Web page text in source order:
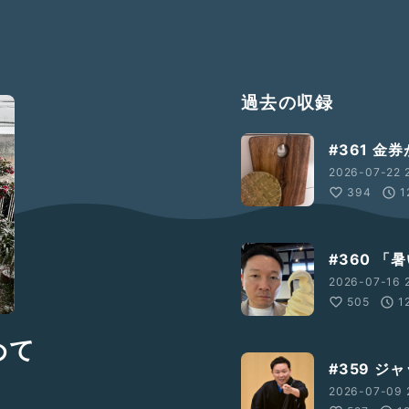
過去の収録
#361 金券
2026-07-22
394
#360 「暑
2026-07-16
505
#359 ジャ
2026-07-09